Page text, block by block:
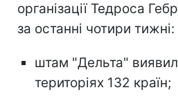
організації Тедроса
за останні чотири тижні:
штам "Дельта"
територіях 132 країн;